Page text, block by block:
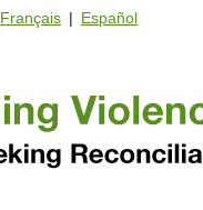
Français | Español